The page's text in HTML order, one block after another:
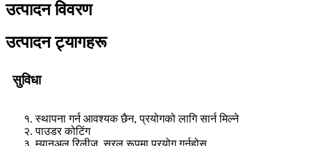
उत्पादन विवरण
उत्पादन ट्यागहरू
सुविधा
१. स्थापना गर्न आवश्यक छैन, प्रयोगको लागि सार्न मिल्ने
२. पाउडर कोटिंग